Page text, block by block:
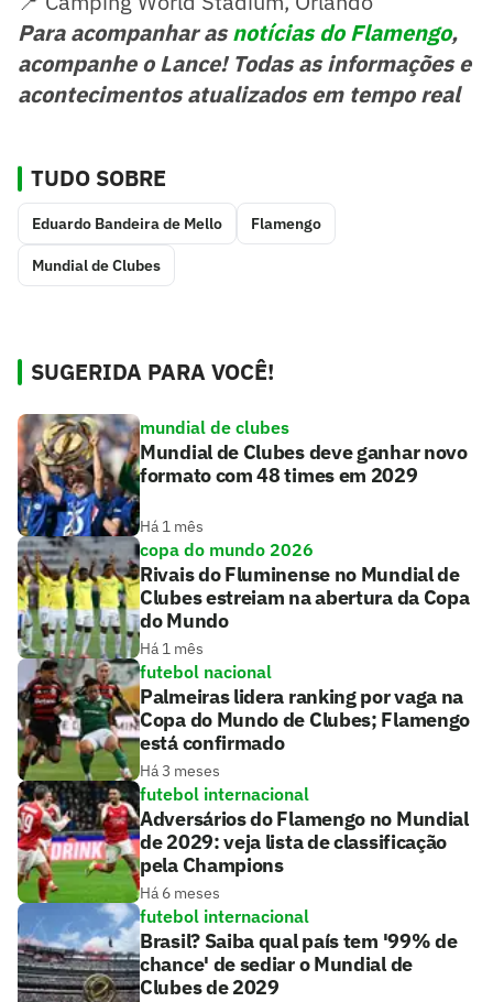
Para acompanhar asnotícias do Flamengo,
acompanhe o Lance! Todas as informações e
acontecimentos atualizados em tempo real
TUDO SOBRE
Eduardo Bandeira de Mello Flamengo
Mundial de Clubes
SUGERIDA PARA VOCÊ!
mundial de clubes
Mundial de Clubes deve ganhar novo
formato com 48 times em 2029
Há 1 mês
copa do mundo 2026
Rivais do Fluminense no Mundial de
Clubes estreiam na abertura da Copa
do Mundo
Há 1 mês
futebol nacional
Palmeiras lidera ranking por vaga na
Copa do Mundo de Clubes; Flamengo
está confirmado
Há 3 meses
futebol internacional
Adversários do Flamengo no Mundial
de 2029: veja lista de classificação
pela Champions
Há 6 meses
futebol internacional
Brasil? Saiba qual país tem '99% de
chance' de sediar o Mundial de
Clubes de 2029